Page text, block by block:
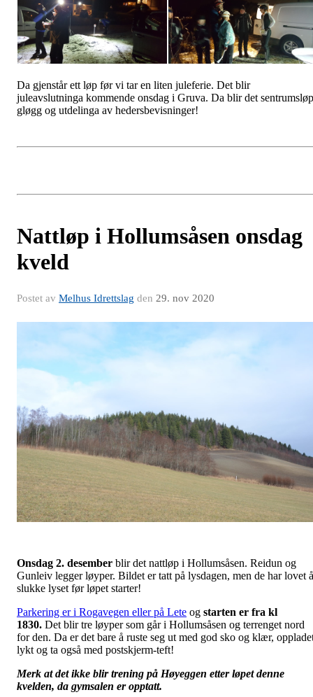
Da gjenstår ett løp før vi tar en liten juleferie. Det blir
juleavslutninga kommende onsdag i Gruva. Da blir det
gløgg og utdelinga av hedersbevisninger!
Nattløp i Hollumsåsen onsdag
kveld
Postet av Melhus Idrettslag den 29. nov 2020
Onsdag 2. desember blir det nattløp i Hollumsåsen. Reidun og
Gunleiv legger løyper. Bildet er tatt på lysdagen, men de har lovet å
slukke lyset før løpet starter!
Parkering er i Rogavegen eller på Lete og starten er fra kl
1830. Det blir tre løyper som går i Hollumsåsen og terrenget nord
for den. Da er det bare å ruste seg ut med god sko og klær,
lykt og ta også med postskjerm-teft!
Merk at det ikke blir trening på Høyeggen etter løpet denne
kvelden, da gymsalen er opptatt.